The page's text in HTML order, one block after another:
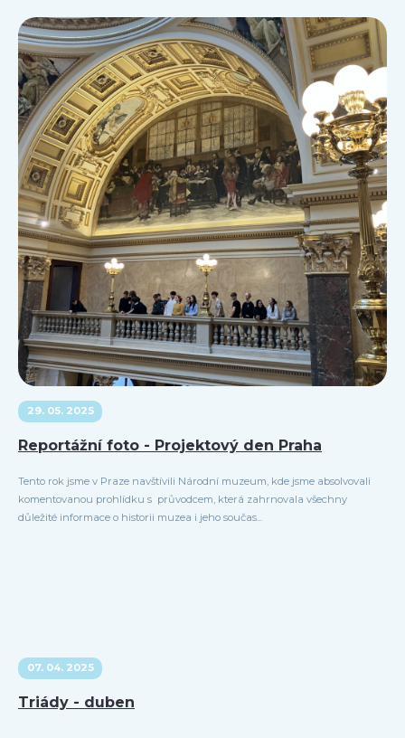
29. 05. 2025
Reportážní foto - Projektový den Praha
Tento rok jsme v Praze navštívili Národní muzeum, kde jsme absolvovali
komentovanou prohlídku s průvodcem, která zahrnovala všechny
důležité informace o historii muzea i jeho součas...
07. 04. 2025
Triády - duben